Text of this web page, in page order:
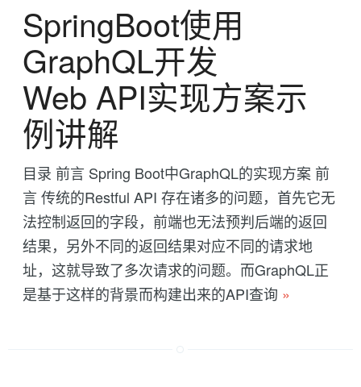
SpringBoot使用
GraphQL开发
Web API实现方案示
例讲解
目录 前言 Spring Boot中GraphQL的实现方案 前
言 传统的Restful API 存在诸多的问题，首先它无
法控制返回的字段，前端也无法预判后端的返回
结果，另外不同的返回结果对应不同的请求地
址，这就导致了多次请求的问题。而GraphQL正
是基于这样的背景而构建出来的API查询 »